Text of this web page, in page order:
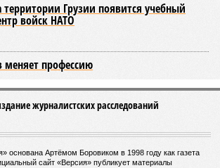
территории Грузии появится учебный
войск НАТО
меняет профессию
журналистских расследований
основана Артёмом Боровиком в 1998 году как газета
сайт «Версия» публикует материалы